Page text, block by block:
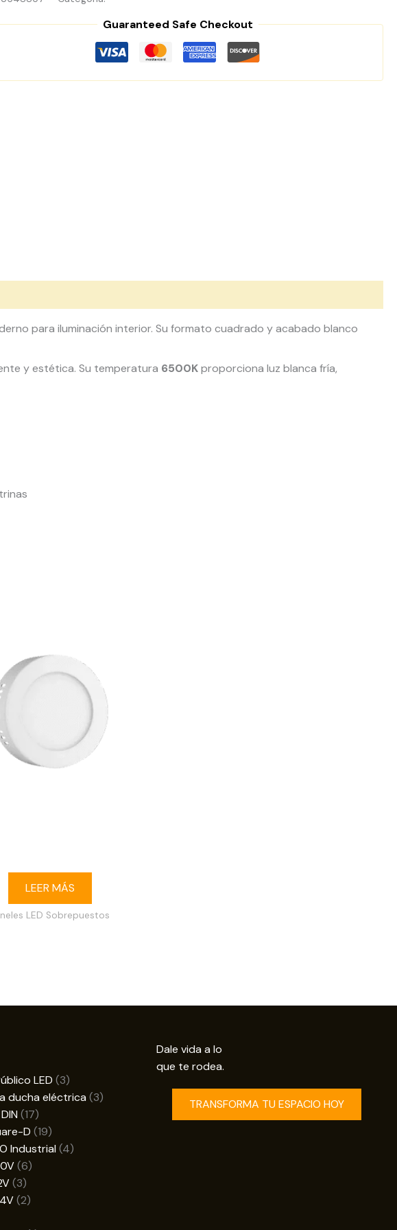
Guaranteed Safe Checkout
para iluminación interior. Su formato cuadrado y acabado blanco
y estética. Su temperatura 6500Kproporciona luz blanca fría,
LEER MÁS
LED Sobrepuestos
LED 33
productos
ducha eléctrica 33
1717
productos
D 1919
productos
Industrial 44
66
33
productos
22
Dale vida a lo
que te rodea.
TRANSFORMA TU ESPACIO HOY